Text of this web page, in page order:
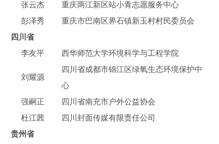
张云杰
重庆两江新区站小青志愿服务中心
彭泽秀
重庆市巴南区界石镇新玉村村民委员会
四川省
李友平
西华师范大学环境科学与工程学院
刘耀源
四川省成都市锦江区绿氧生态环境保护中
心
强嗣正
四川省南充市户外公益协会
杜江茜
四川封面传媒有限责任公司
贵州省